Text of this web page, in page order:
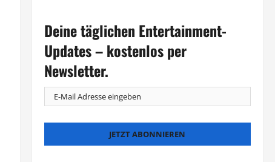
Deine täglichen Entertainment-
Updates – kostenlos per
Newsletter.